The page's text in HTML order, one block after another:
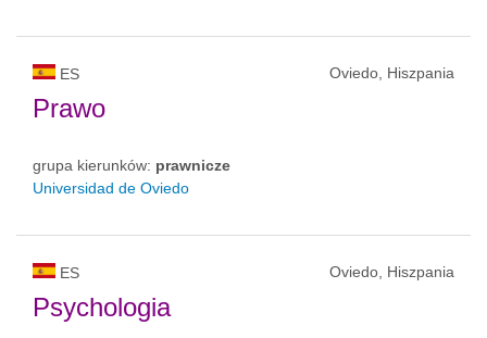
ES Oviedo, Hiszpania
Prawo
grupa kierunków: prawnicze
Universidad de Oviedo
ES Oviedo, Hiszpania
Psychologia